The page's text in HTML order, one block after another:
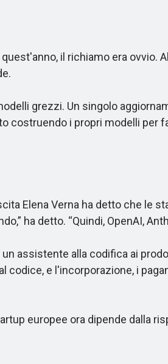
il richiamo era ovvio.
grezzi. Un singolo
costruendo i propri modelli per
Elena Verna ha detto che le
ha detto. “Quindi, OpenAI,
assistente alla codifica ai
codice, e l'incorporazione, i
europee ora dipende dalla